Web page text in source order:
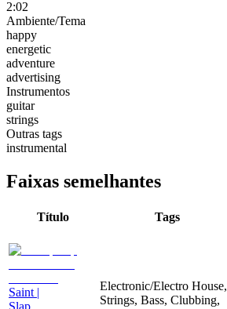
2:02
Ambiente/Tema
happy
energetic
adventure
advertising
Instrumentos
guitar
strings
Outras tags
instrumental
Faixas semelhantes
Título Tags
Saint |
Slap
Electronic/Electro House,
Strings, Bass, Clubbing,